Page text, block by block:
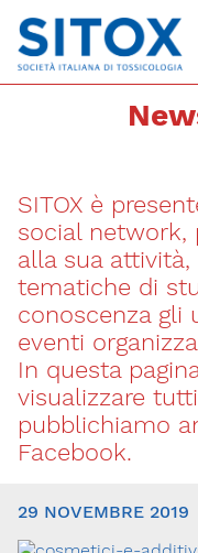
Via Giovanni
20129, Milano
C.F. 96330980580
P.I. 06792491000
T. 02-29520311
segreteria@sitox.org
SITOX è
social network,
alla sua attività,
tematiche di
conoscenza gli
eventi
In questa
visualizzare
pubblichiamo
Facebook.
29 NOVEMBRE 2019